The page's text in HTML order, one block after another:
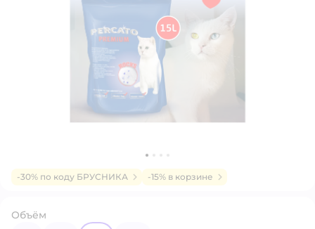
-30% по коду БРУСНИКА -15% в корзине
Объём